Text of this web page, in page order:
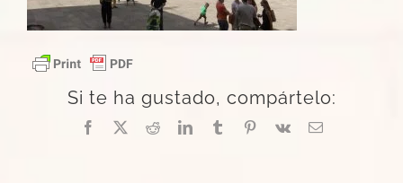
Si te ha gustado, compártelo:
Facebook
X RedditLinkedInTumblrPinterest
Vk
Correo